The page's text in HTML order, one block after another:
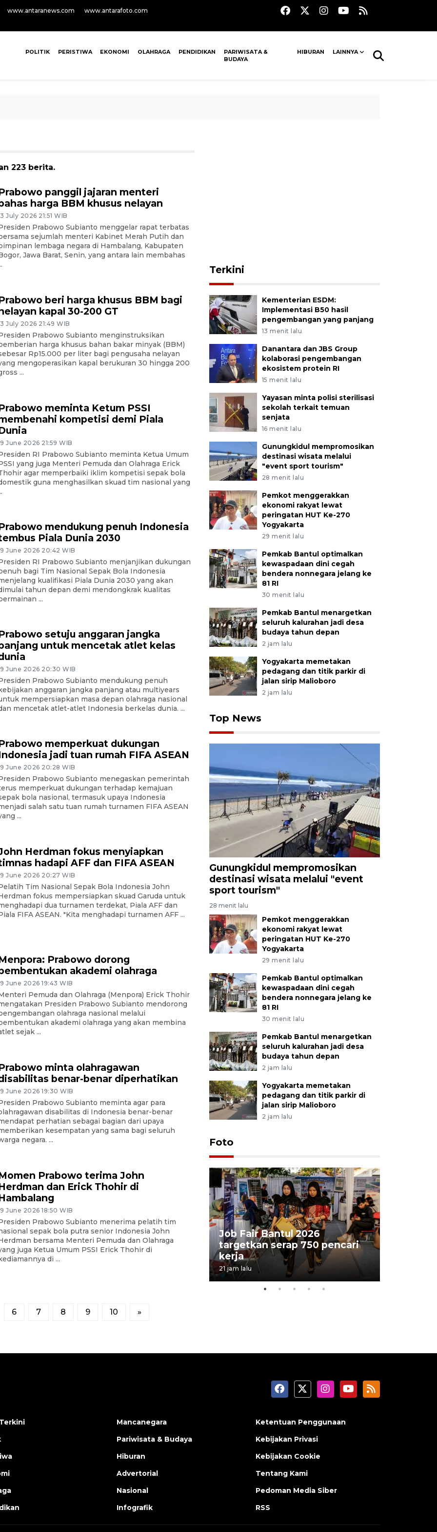
www.antaranews.com www.antarafoto.com
POLITIK PERISTIWA EKONOMI OLAHRAGA PENDIDIKAN
PARIWISATA &
BUDAYA
HIBURAN LAINNYA
223 berita.
panggil jajaran menteri
harga BBM khusus nelayan
July 2026 21:51 WIB
Prabowo Subianto menggelar rapat terbatas
sejumlah menteri Kabinet Merah Putih dan
lembaga negara di Hambalang, Kabupaten
Jawa Barat, Senin, yang antara lain membahas
beri harga khusus BBM bagi
kapal 30-200 GT
July 2026 21:49 WIB
Prabowo Subianto menginstruksikan
harga khusus bahan bakar minyak (BBM)
Rp15.000 per liter bagi pengusaha nelayan
mengoperasikan kapal berukuran 30 hingga 200
...
meminta Ketum PSSI
kompetisi demi Piala
June 2026 21:59 WIB
RI Prabowo Subianto meminta Ketua Umum
yang juga Menteri Pemuda dan Olahraga Erick
agar memperbaiki iklim kompetisi sepak bola
guna menghasilkan skuad tim nasional yang
mendukung penuh Indonesia
Piala Dunia 2030
June 2026 20:42 WIB
RI Prabowo Subianto menjanjikan dukungan
bagi Tim Nasional Sepak Bola Indonesia
kualifikasi Piala Dunia 2030 yang akan
tahun depan demi mendongkrak kualitas
...
setuju anggaran jangka
untuk mencetak atlet kelas
June 2026 20:30 WIB
Prabowo Subianto mendukung penuh
anggaran jangka panjang atau multiyears
mempersiapkan masa depan olahraga nasional
mencetak atlet-atlet Indonesia berkelas dunia. ...
memperkuat dukungan
jadi tuan rumah FIFA ASEAN
June 2026 20:28 WIB
Prabowo Subianto menegaskan pemerintah
memperkuat dukungan terhadap kemajuan
bola nasional, termasuk upaya Indonesia
salah satu tuan rumah turnamen FIFA ASEAN
...
Herdman fokus menyiapkan
hadapi AFF dan FIFA ASEAN
June 2026 20:27 WIB
Tim Nasional Sepak Bola Indonesia John
fokus mempersiapkan skuad Garuda untuk
dua turnamen terdekat, Piala AFF dan
FIFA ASEAN. "Kita menghadapi turnamen AFF ...
Prabowo dorong
akademi olahraga
June 2026 19:43 WIB
Pemuda dan Olahraga (Menpora) Erick Thohir
Presiden Prabowo Subianto mendorong
olahraga nasional melalui
akademi olahraga yang akan membina
sejak ...
minta olahragawan
benar-benar diperhatikan
June 2026 19:30 WIB
Prabowo Subianto meminta agar para
disabilitas di Indonesia benar-benar
perhatian sebagai bagian dari upaya
kesempatan yang sama bagi seluruh
negara. ...
Prabowo terima John
dan Erick Thohir di
June 2026 18:50 WIB
Prabowo Subianto menerima pelatih tim
sepak bola putra senior Indonesia John
bersama Menteri Pemuda dan Olahraga
juga Ketua Umum PSSI Erick Thohir di
di ...
6 7 8 9 10 »
Terkini
Kementerian ESDM:
Implementasi B50 hasil
pengembangan yang panjang
13 menit lalu
Danantara dan JBS Group
kolaborasi pengembangan
ekosistem protein RI
15 menit lalu
Yayasan minta polisi sterilisasi
sekolah terkait temuan
senjata
16 menit lalu
Gunungkidul mempromosikan
destinasi wisata melalui
"event sport tourism"
28 menit lalu
Pemkot menggerakkan
ekonomi rakyat lewat
peringatan HUT Ke-270
Yogyakarta
29 menit lalu
Pemkab Bantul optimalkan
kewaspadaan dini cegah
bendera nonnegara jelang ke
81 RI
30 menit lalu
Pemkab Bantul menargetkan
seluruh kalurahan jadi desa
budaya tahun depan
2 jam lalu
Yogyakarta memetakan
pedagang dan titik parkir di
jalan sirip Malioboro
2 jam lalu
Top News
Gunungkidul mempromosikan
destinasi wisata melalui "event
sport tourism"
28 menit lalu
Pemkot menggerakkan
ekonomi rakyat lewat
peringatan HUT Ke-270
Yogyakarta
29 menit lalu
Pemkab Bantul optimalkan
kewaspadaan dini cegah
bendera nonnegara jelang ke
81 RI
30 menit lalu
Pemkab Bantul menargetkan
seluruh kalurahan jadi desa
budaya tahun depan
2 jam lalu
Yogyakarta memetakan
pedagang dan titik parkir di
jalan sirip Malioboro
2 jam lalu
Foto
Pameran seni rupa karya
seniman neurodivergen
Job Fair Bantul 2026
targetkan serap 750 pencari
kerja
21 jam lalu
Mancanegara
Pariwisata & Budaya
Hiburan
Advertorial
Nasional
Infografik
Ketentuan Penggunaan
Kebijakan Privasi
Kebijakan Cookie
Tentang Kami
Pedoman Media Siber
RSS